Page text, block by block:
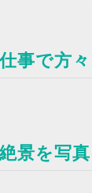
事で方
景を写